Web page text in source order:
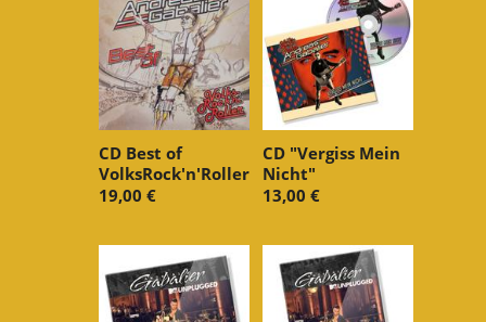
CD Best of
VolksRock'n'Roller
19,00 €
CD "Vergiss Mein
Nicht"
13,00 €